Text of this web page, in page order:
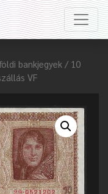
bankjegyek / 10
VF